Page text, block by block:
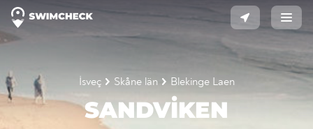
İsveç Skåne län Blekinge Laen
SANDVIKEN